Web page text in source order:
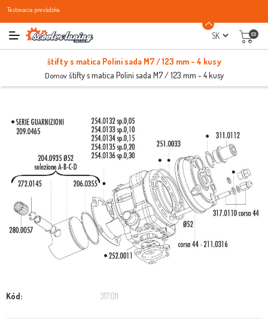
Testovacia prevádzka
(0)
štifty s matica Polini sada M7 / 123 mm - 4 kusy
Domov štifty s matica Polini sada M7 / 123 mm - 4 kusy
Kód: 317.011